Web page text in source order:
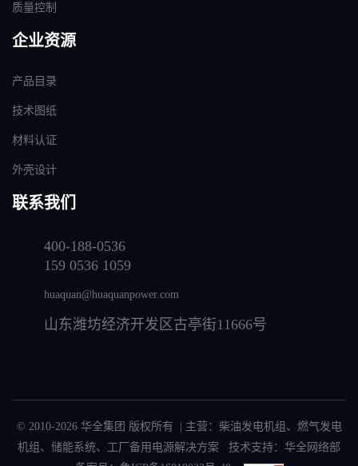
质量控制
企业资源
产品目录
技术图纸
材料认证
外壳设计
联系我们
400-188-0536
159 0536 1059
huaquan@huaquanpower.com
山东潍坊经济开发区古亭街11666号
© 2010-2026 华全集团 版权所有 | 主营： 柴油发电机组 、 燃气发电
机组 、 储能系统、 工厂备用电源解决方案 技术支持：华全网络部